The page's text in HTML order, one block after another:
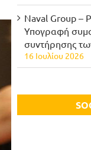
Naval Group –
Υπογραφή
συντήρησης
16 Ιουλίου 2026